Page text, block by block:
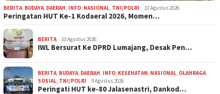
BERITA, BUDAYA, DAERAH, INFO, NASIONAL, TNI/POLRI 10 Agustus 2026
Peringatan HUT Ke-1 Kodaeral 2026, Momen…
BERITA 10 Agustus 2026
IWL Bersurat Ke DPRD Lumajang, Desak Pen…
BERITA, BUDAYA, DAERAH, INFO, KESEHATAN, NASIONAL, OLAHRAGA,
SOSIAL, TNI/POLRI 9 Agustus 2026
Peringati HUT ke-80 Jalasenastri, Dankod…